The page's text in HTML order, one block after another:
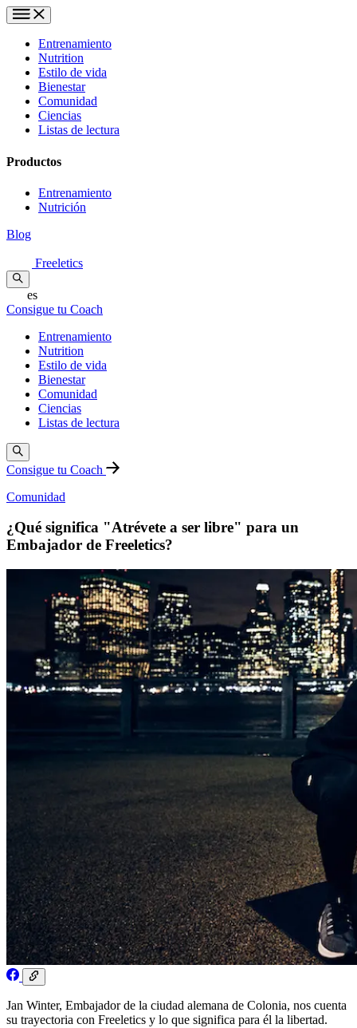
Entrenamiento
Nutrition
Estilo de vida
Bienestar
Comunidad
Ciencias
Listas de lectura
Productos
Entrenamiento
Nutrición
Blog
Freeletics
es
Consigue tu Coach
Entrenamiento
Nutrition
Estilo de vida
Bienestar
Comunidad
Ciencias
Listas de lectura
Consigue tu Coach
Comunidad
¿Qué significa "Atrévete a ser libre" para un
Embajador de Freeletics?
Jan Winter, Embajador de la ciudad alemana de Colonia, nos cuenta
su trayectoria con Freeletics y lo que significa para él la libertad.